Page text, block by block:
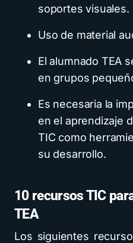
soportes visuales.
Uso de material
El alumnado TEA
en grupos
Es necesaria la
en el aprendizaje
TIC como
su desarrollo.
10 recursos TIC
TEA
Los siguientes